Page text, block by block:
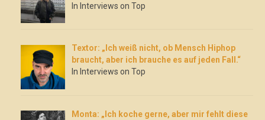
In Interviews on Top
Textor: „Ich weiß nicht, ob Mensch Hiphop
braucht, aber ich brauche es auf jeden Fall.“
In Interviews on Top
Monta: „Ich koche gerne, aber mir fehlt diese